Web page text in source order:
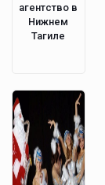
агентство в
Нижнем
Тагиле